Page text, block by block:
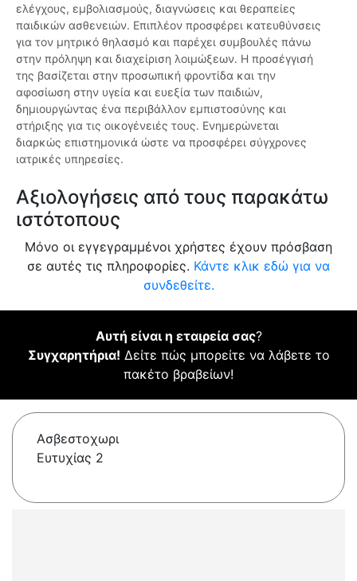
ελέγχους, εμβολιασμούς, διαγνώσεις και θεραπείες
παιδικών ασθενειών. Επιπλέον προσφέρει κατευθύνσεις
για τον μητρικό θηλασμό και παρέχει συμβουλές πάνω
στην πρόληψη και διαχείριση λοιμώξεων. Η προσέγγισή
της βασίζεται στην προσωπική φροντίδα και την
αφοσίωση στην υγεία και ευεξία των παιδιών,
δημιουργώντας ένα περιβάλλον εμπιστοσύνης και
στήριξης για τις οικογένειές τους. Ενημερώνεται
διαρκώς επιστημονικά ώστε να προσφέρει σύγχρονες
ιατρικές υπηρεσίες.
Αξιολογήσεις από τους παρακάτω
ιστότοπους
Μόνο οι εγγεγραμμένοι χρήστες έχουν πρόσβαση
σε αυτές τις πληροφορίες. Κάντε κλικ εδώ για να
συνδεθείτε.
Αυτή είναι η εταιρεία σας?
Συγχαρητήρια! Δείτε πώς μπορείτε να λάβετε το
πακέτο βραβείων!
Ασβεστοχωρι
Ευτυχίας 2